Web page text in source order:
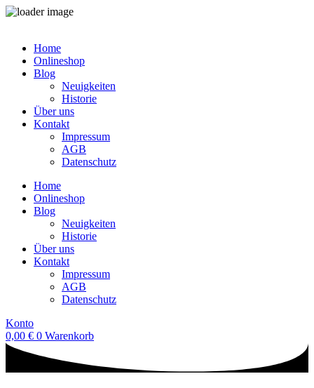
springenHome
Onlineshop
Blog
Neuigkeiten
Historie
Über uns
Kontakt
Impressum
AGB
Datenschutz
Home
Onlineshop
Blog
Neuigkeiten
Historie
Über uns
Kontakt
Impressum
AGB
Datenschutz
Konto
0,00 € 0 Warenkorb